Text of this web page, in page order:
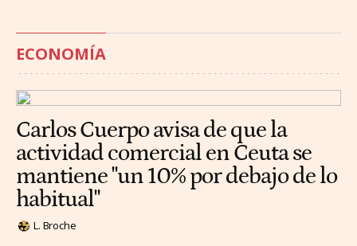
ECONOMÍA
Carlos Cuerpo avisa de que la
actividad comercial en Ceuta se
mantiene "un 10% por debajo de lo
habitual"
L. Broche